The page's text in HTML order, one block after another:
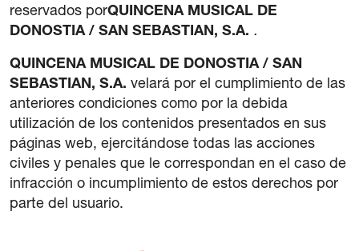
reservados porQUINCENA MUSICAL DE
DONOSTIA / SAN SEBASTIAN, S.A. .
QUINCENA MUSICAL DE DONOSTIA / SAN
SEBASTIAN, S.A. velará por el cumplimiento de las
anteriores condiciones como por la debida
utilización de los contenidos presentados en sus
páginas web, ejercitándose todas las acciones
civiles y penales que le correspondan en el caso de
infracción o incumplimiento de estos derechos por
parte del usuario.